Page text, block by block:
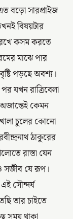
বড়ো সারপ্রাইজ
বিষয়টার
কসম করতে
মাঝে পার
পড়ছে অবশ্য।
যখন রাত্রিবেলা
কেমন
চুলের কোনো
ঠাকুরের
রাস্তা যেন
সজীব যে রূপ।
সৌন্দর্য
তার চাইতে